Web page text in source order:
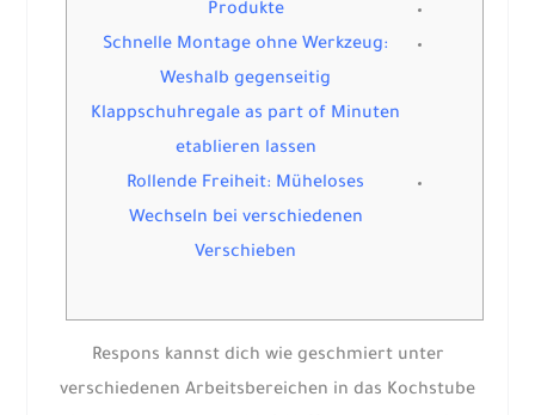
Produkte
Schnelle Montage ohne Werkzeug:
Weshalb gegenseitig
Klappschuhregale as part of Minuten
etablieren lassen
Rollende Freiheit: Müheloses
Wechseln bei verschiedenen
Verschieben
Respons kannst dich wie geschmiert unter
verschiedenen Arbeitsbereichen in das Kochstube